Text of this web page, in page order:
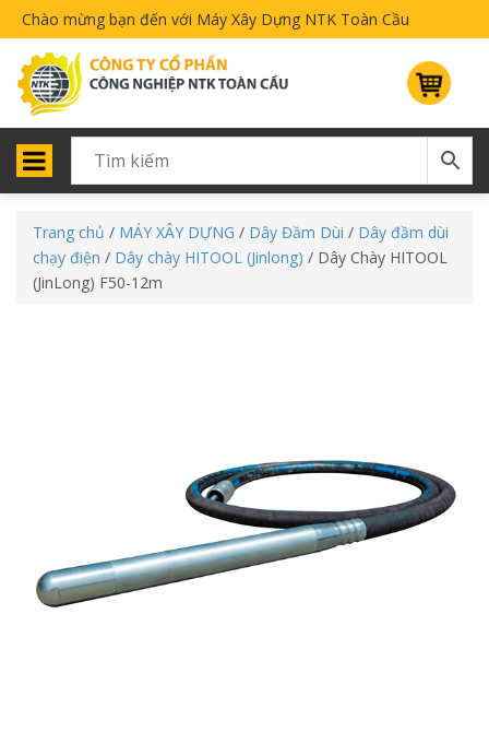
Chào mừng bạn đến với Máy Xây Dựng NTK Toàn Cầu
Trang chủ / MÁY XÂY DỰNG / Dây Đầm Dùi / Dây đầm dùi
chạy điện / Dây chày HITOOL (Jinlong) / Dây Chày HITOOL
(JinLong) F50-12m